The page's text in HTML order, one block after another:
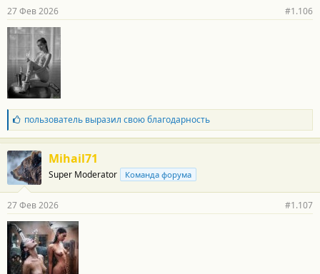
н
о
с
т
и
:
27 Фев 2026 #1.106
Б
л
а
г
о
д
а
н
о
с
т
и
:
пользовательвыразил свою благодарность
Mihail71
Super Moderator Команда форума
27 Фев 2026 #1.107